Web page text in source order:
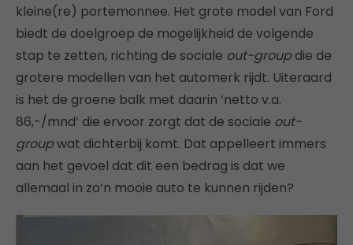
kleine(re) portemonnee. Het grote model van Ford
biedt de doelgroep de mogelijkheid de volgende
stap te zetten, richting de sociale out-groupdie de
grotere modellen van het automerk rijdt. Uiteraard
is het de groene balk met daarin ‘netto v.a.
86,-/mnd’ die ervoor zorgt dat de sociale out-
groupwat dichterbij komt. Dat appelleert immers
aan het gevoel dat dit een bedrag is dat we
allemaal in zo’n mooie auto te kunnen rijden?